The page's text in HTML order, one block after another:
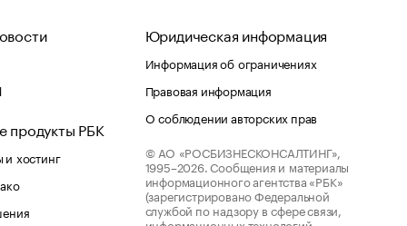
продукты РБК
хостинг
Юридическая информация
Информация об ограничениях
Правовая информация
О соблюдении авторских прав
© АО «РОСБИЗНЕСКОНСАЛТИНГ»,
1995–2026. Сообщения и материалы
информационного агентства «РБК»
(зарегистрировано Федеральной
службой по надзору в сфере связи,